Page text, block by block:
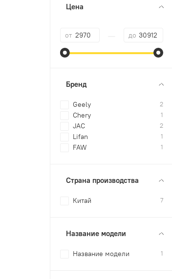
Цена
от до
Бренд
Geely 2
Chery 1
JAC 2
Lifan 1
FAW 1
Страна производства
Китай 7
Название модели
Название модели 1